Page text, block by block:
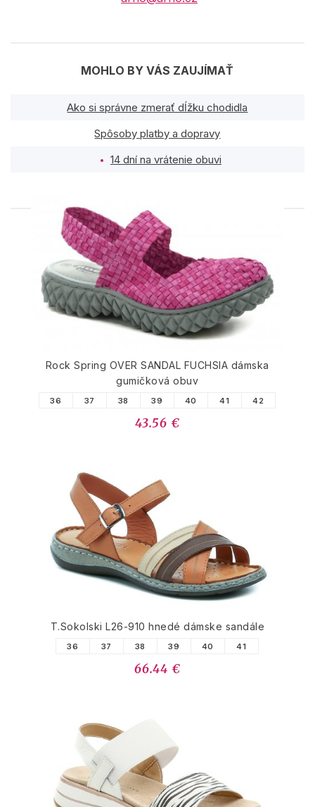
MOHLO BY VÁS ZAUJÍMAŤ
Ako si správne zmerať dĺžku chodidla
Spôsoby platby a dopravy
14 dní na vrátenie obuvi
PODOBNÉ PRODUKTY
Rock Spring OVER SANDAL FUCHSIA dámska
gumičková obuv
36 37 38 39 40 41 42
43.56 €
T.Sokolski L26-910 hnedé dámske sandále
36 37 38 39 40 41
66.44 €